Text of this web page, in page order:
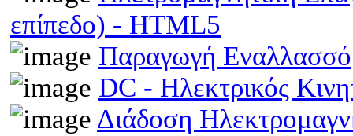
επίπεδο) - HTML5
Παραγωγή
DC - Ηλεκτρικός
Διάδοση